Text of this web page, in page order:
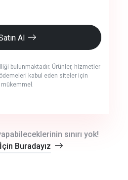
Al
bulunmaktadır. Ürünler, hizmetler
kabul eden siteler için
mükemmel.
sınırı yok!
Buradayız